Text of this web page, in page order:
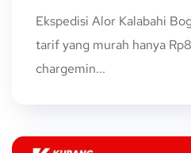
Ekspedisi Alor Kalabahi
tarif yang murah hanya
chargemin...